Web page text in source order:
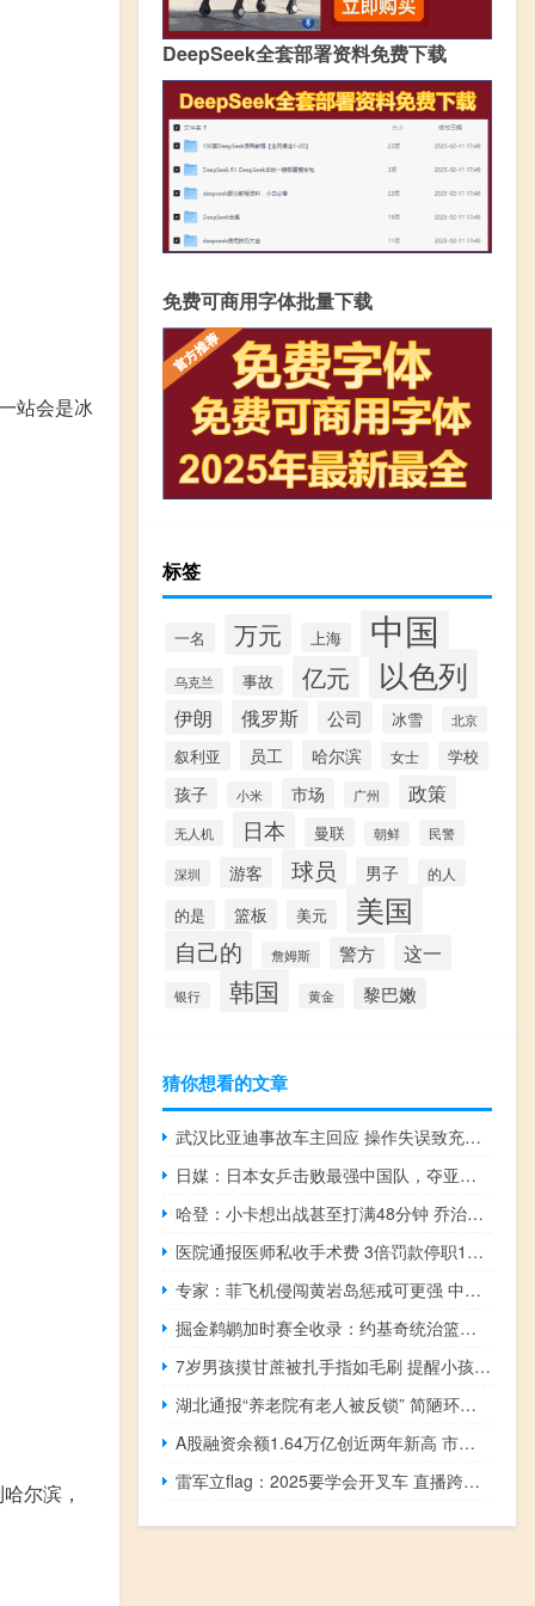
站会是冰
尔滨，
DeepSeek全套部署资料免费下载
免费可商用字体批量下载
标签
一名 万元 上海 中国
乌克兰 事故 亿元 以色列
伊朗 俄罗斯 公司 冰雪 北京
叙利亚 员工 哈尔滨 女士 学校
孩子 小米 市场 广州 政策
无人机 日本 曼联 朝鲜 民警
深圳 游客 球员 男子 的人
的是 篮板 美元 美国
自己的 詹姆斯 警方 这一
银行 韩国 黄金 黎巴嫩
猜你想看的文章
武汉比亚迪事故车主回应 操作失误致充电桩损坏
日媒：日本女乒击败最强中国队，夺亚锦赛冠军！
哈登：小卡想出战甚至打满48分钟 乔治离队我仍想夺冠 压力倍增期待证明
医院通报医师私收手术费 3倍罚款停职15天
专家：菲飞机侵闯黄岩岛惩戒可更强 中菲南海局势再紧绷
掘金鹈鹕加时赛全收录：约基奇统治篮下连得6分 麦科勒姆丢关键中投：掘金逆转胜鹈鹕
7岁男孩摸甘蔗被扎手指如毛刷 提醒小孩子不要乱摸东西
湖北通报“养老院有老人被反锁” 简陋环境引关注
A股融资余额1.64万亿创近两年新高 市场信心显著增强
雷军立flag：2025要学会开叉车 直播跨年畅谈未来愿景